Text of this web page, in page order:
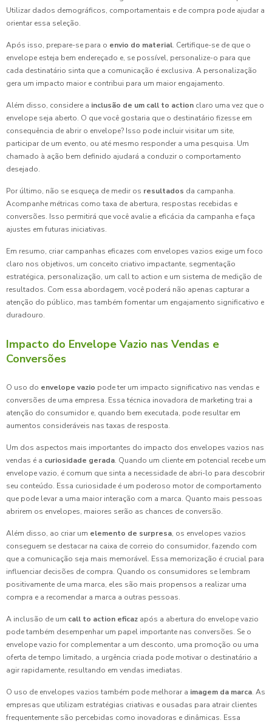
Utilizar dados demográficos, comportamentais e de compra pode ajudar a
orientar essa seleção.
Após isso, prepare-se para o envio do material. Certifique-se de que o
envelope esteja bem endereçado e, se possível, personalize-o para que
cada destinatário sinta que a comunicação é exclusiva. A personalização
gera um impacto maior e contribui para um maior engajamento.
Além disso, considere a inclusão de um call to action claro uma vez que o
envelope seja aberto. O que você gostaria que o destinatário fizesse em
consequência de abrir o envelope? Isso pode incluir visitar um site,
participar de um evento, ou até mesmo responder a uma pesquisa. Um
chamado à ação bem definido ajudará a conduzir o comportamento
desejado.
Por último, não se esqueça de medir os resultados da campanha.
Acompanhe métricas como taxa de abertura, respostas recebidas e
conversões. Isso permitirá que você avalie a eficácia da campanha e faça
ajustes em futuras iniciativas.
Em resumo, criar campanhas eficazes com envelopes vazios exige um foco
claro nos objetivos, um conceito criativo impactante, segmentação
estratégica, personalização, um call to action e um sistema de medição de
resultados. Com essa abordagem, você poderá não apenas capturar a
atenção do público, mas também fomentar um engajamento significativo e
duradouro.
Impacto do Envelope Vazio nas Vendas e
Conversões
O uso do envelope vazio pode ter um impacto significativo nas vendas e
conversões de uma empresa. Essa técnica inovadora de marketing trai a
atenção do consumidor e, quando bem executada, pode resultar em
aumentos consideráveis nas taxas de resposta.
Um dos aspectos mais importantes do impacto dos envelopes vazios nas
vendas é a curiosidade gerada. Quando um cliente em potencial recebe um
envelope vazio, é comum que sinta a necessidade de abri-lo para descobrir
seu conteúdo. Essa curiosidade é um poderoso motor de comportamento
que pode levar a uma maior interação com a marca. Quanto mais pessoas
abrirem os envelopes, maiores serão as chances de conversão.
Além disso, ao criar um elemento de surpresa, os envelopes vazios
conseguem se destacar na caixa de correio do consumidor, fazendo com
que a comunicação seja mais memorável. Essa memorização é crucial para
influenciar decisões de compra. Quando os consumidores se lembram
positivamente de uma marca, eles são mais propensos a realizar uma
compra e a recomendar a marca a outras pessoas.
A inclusão de um call to action eficaz após a abertura do envelope vazio
pode também desempenhar um papel importante nas conversões. Se o
envelope vazio for complementar a um desconto, uma promoção ou uma
oferta de tempo limitado, a urgência criada pode motivar o destinatário a
agir rapidamente, resultando em vendas imediatas.
O uso de envelopes vazios também pode melhorar a imagem da marca. As
empresas que utilizam estratégias criativas e ousadas para atrair clientes
frequentemente são percebidas como inovadoras e dinâmicas. Essa